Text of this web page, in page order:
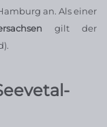
an. Als einer
gilt der